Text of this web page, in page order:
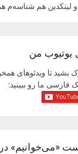
لینکدین هم شناسه‌م
یوتیوب من
بشید تا ویدئوهای
فارسی ما رو ببینید:
«می‌خوانیم» در